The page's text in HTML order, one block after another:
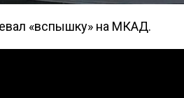
«вспышку» на МКАД.